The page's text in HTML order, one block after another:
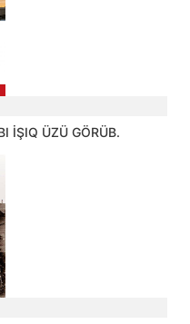
İŞIQ ÜZÜ GÖRÜB.